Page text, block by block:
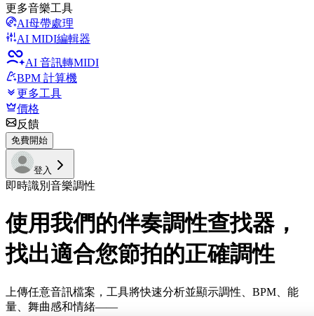
更多音樂工具
AI母帶處理
AI MIDI編輯器
AI 音訊轉MIDI
BPM 計算機
更多工具
價格
反饋
免費開始
登入
即時識別音樂調性
使用我們的伴奏調性查找器，
找出適合您節拍的正確調性
上傳任意音訊檔案，工具將快速分析並顯示調性、BPM、能
量、舞曲感和情緒——